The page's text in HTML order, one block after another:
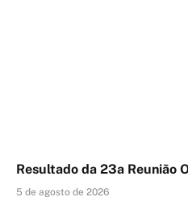
Resultado da 23a Reunião
5 de agosto de 2026